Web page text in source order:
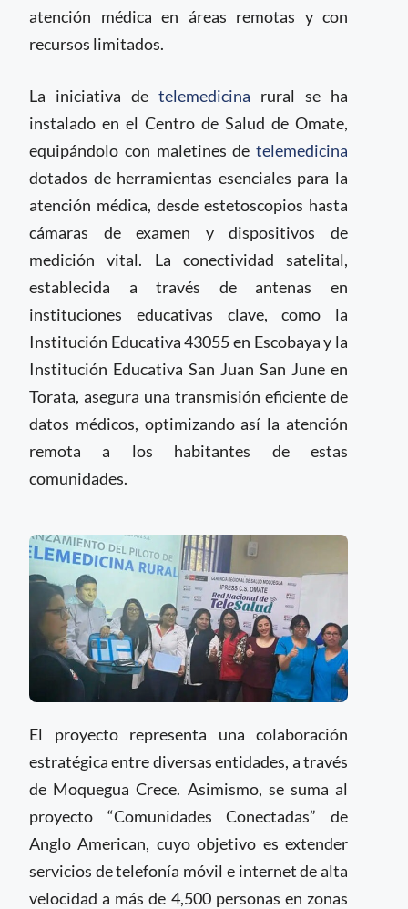
atención médica en áreas remotas y con
recursos limitados.
La iniciativa de telemedicina rural se ha
instalado en el Centro de Salud de Omate,
equipándolo con maletines de telemedicina
dotados de herramientas esenciales para la
atención médica, desde estetoscopios hasta
cámaras de examen y dispositivos de
medición vital. La conectividad satelital,
establecida a través de antenas en
instituciones educativas clave, como la
Institución Educativa 43055 en Escobaya y la
Institución Educativa San Juan San June en
Torata, asegura una transmisión eficiente de
datos médicos, optimizando así la atención
remota a los habitantes de estas
comunidades.
El proyecto representa una colaboración
estratégica entre diversas entidades, a través
de Moquegua Crece. Asimismo, se suma al
proyecto “Comunidades Conectadas” de
Anglo American, cuyo objetivo es extender
servicios de telefonía móvil e internet de alta
velocidad a más de 4,500 personas en zonas